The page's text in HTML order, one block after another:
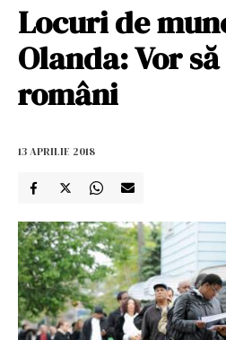
Locuri de
Olanda: Vor să
români
13 APRILIE 2018